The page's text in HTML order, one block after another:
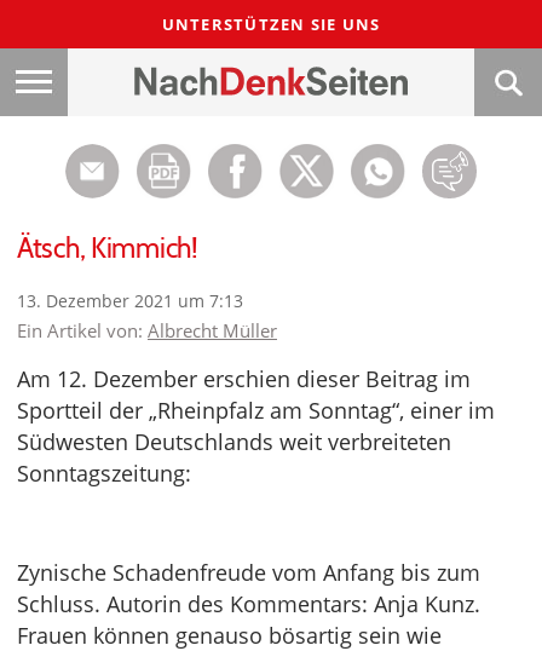
UNTERSTÜTZEN SIE UNS
Ätsch, Kimmich!
13. Dezember 2021 um 7:13
Ein Artikel von: Albrecht Müller
Am 12. Dezember erschien dieser Beitrag im
Sportteil der „Rheinpfalz am Sonntag“, einer im
Südwesten Deutschlands weit verbreiteten
Sonntagszeitung:
Zynische Schadenfreude vom Anfang bis zum
Schluss. Autorin des Kommentars: Anja Kunz.
Frauen können genauso bösartig sein wie